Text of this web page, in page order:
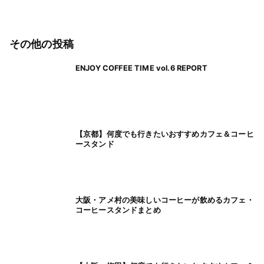
その他の投稿
ENJOY COFFEE TIME vol.6 REPORT
【京都】何度でも行きたいおすすめカフェ＆コーヒ
ースタンド
大阪・アメ村の美味しいコーヒーが飲めるカフェ・
コーヒースタンドまとめ